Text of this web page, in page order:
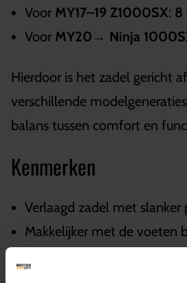
Voor MY17–19 Z1000SX: 8
Voor MY20→ Ninja
Hierdoor is het zadel gericht
verschillende
balans tussen comfort en
Kenmerken
Verlaagd zadel met slanker
Makkelijker met de voeten
Meer stabiliteit bij stilstand